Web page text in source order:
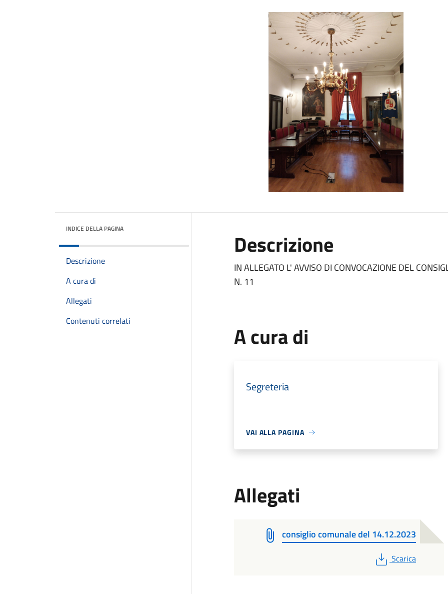
INDICE DELLA PAGINA
Descrizione
A cura di
Allegati
Contenuti correlati
Descrizione
IN ALLEGATO L' AVVISO DI CONVOCAZIONE DEL
N. 11
A cura di
Segreteria
VAI ALLA PAGINA
Allegati
consiglio comunale del 14.12.2023
PDF
Scarica